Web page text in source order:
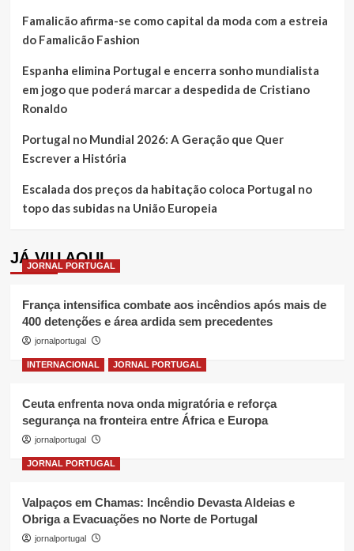
Famalicão afirma-se como capital da moda com a estreia
do Famalicão Fashion
Espanha elimina Portugal e encerra sonho mundialista
em jogo que poderá marcar a despedida de Cristiano
Ronaldo
Portugal no Mundial 2026: A Geração que Quer
Escrever a História
Escalada dos preços da habitação coloca Portugal no
topo das subidas na União Europeia
JÁ VIU AQUI
JORNAL PORTUGAL
França intensifica combate aos incêndios após mais de
400 detenções e área ardida sem precedentes
jornalportugal
INTERNACIONAL JORNAL PORTUGAL
Ceuta enfrenta nova onda migratória e reforça
segurança na fronteira entre África e Europa
jornalportugal
JORNAL PORTUGAL
Valpaços em Chamas: Incêndio Devasta Aldeias e
Obriga a Evacuações no Norte de Portugal
jornalportugal